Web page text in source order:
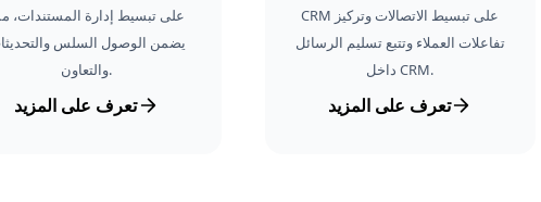
على تبسيط إدارة المستندات،
يضمن الوصول السلس
والتعاون.
تعرف على المزيد
CRM على تبسيط الاتصالات وتركيز
تفاعلات العملاء وتتبع تسليم الرسائل
داخل CRM.
تعرف على المزيد